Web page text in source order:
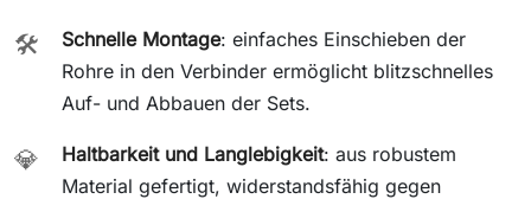
🛠️ Schnelle Montage: einfaches Einschieben der
Rohre in den Verbinder ermöglicht blitzschnelles
Auf- und Abbauen der Sets.
💎 Haltbarkeit und Langlebigkeit: aus robustem
Material gefertigt, widerstandsfähig gegen